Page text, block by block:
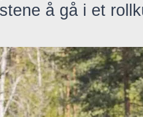
å gå i et